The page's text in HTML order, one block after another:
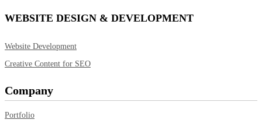
WEBSITE DESIGN & DEVELOPMENT
Website Development
Creative Content for SEO
Company
Portfolio